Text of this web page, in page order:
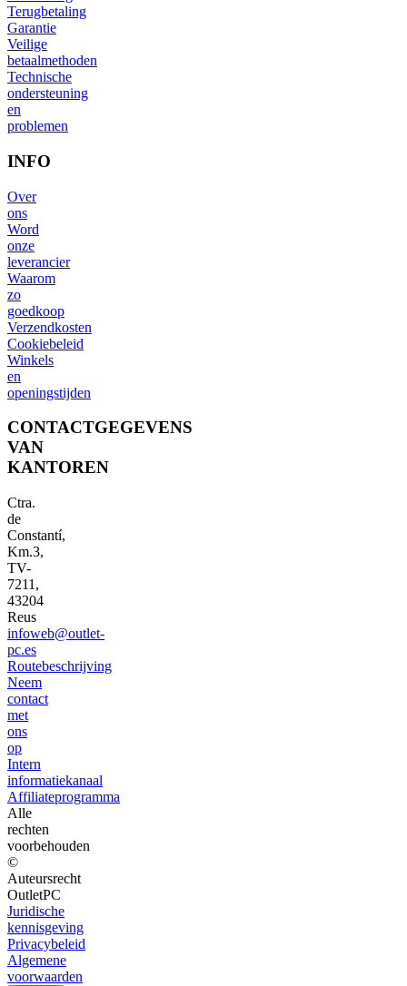
Terugbetaling
Garantie
Veilige
betaalmethoden
Technische
ondersteuning
en
problemen
INFO
Over
ons
Word
onze
leverancier
Waarom
zo
goedkoop
Verzendkosten
Cookiebeleid
Winkels
en
openingstijden
CONTACTGEGEVENS
VAN
KANTOREN
Ctra.
de
Constantí,
Km.3,
TV-
7211,
43204
Reus
infoweb@outlet-
pc.es
Routebeschrijving
Neem
contact
met
ons
op
Intern
informatiekanaal
Affiliateprogramma
Alle
rechten
voorbehouden
©
Auteursrecht
OutletPC
Juridische
kennisgeving
Privacybeleid
Algemene
voorwaarden